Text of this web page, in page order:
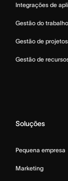
Integrações de
Gestão do
Gestão de projetos
Gestão de
Soluções
Pequena empresa
Marketing